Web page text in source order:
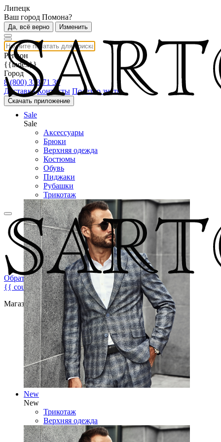
Липецк
Ваш город Помона?
Да, всё верно Изменить
Регион
{{index}}
Город
8 (800) 333 71 30
Доставка Контакты Полезно знать
Скачать приложение
Обратная связь
{{ count }}
Магазин брендовой мужской одежды
Sale
Sale
Аксессуары
Брюки
Верхняя одежда
Костюмы
Обувь
Пиджаки
Рубашки
Трикотаж
New
New
Трикотаж
Верхняя одежда